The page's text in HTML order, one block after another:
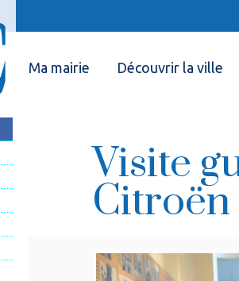
Ma mairie Découvrir la ville
Visite